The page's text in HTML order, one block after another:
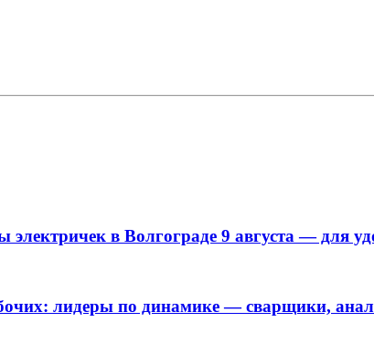
электричек в Волгограде 9 августа — для
лидеры по динамике — сварщики,